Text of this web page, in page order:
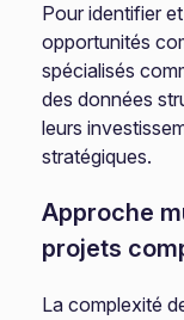
Pour identifier
opportunités
spécialisés
des données
leurs
stratégiques.
Approche
projets
La complexité